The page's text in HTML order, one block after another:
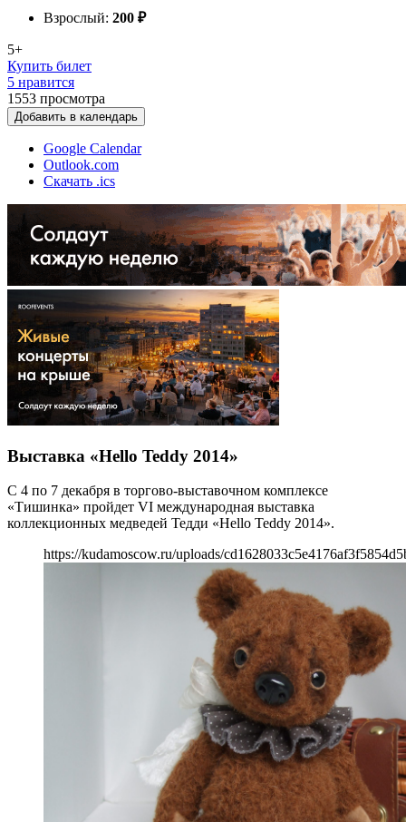
Взрослый: 200 ₽
5+
Купить билет
5 нравится
1553 просмотра
Добавить в календарь
Google Calendar
Outlook.com
Скачать .ics
Выставка «Hello Teddy 2014»
С 4 по 7 декабря в торгово-выставочном комплексе
«Тишинка» пройдет VI международная выставка
коллекционных медведей Тедди «Hello Teddy 2014».
https://kudamoscow.ru/uploads/